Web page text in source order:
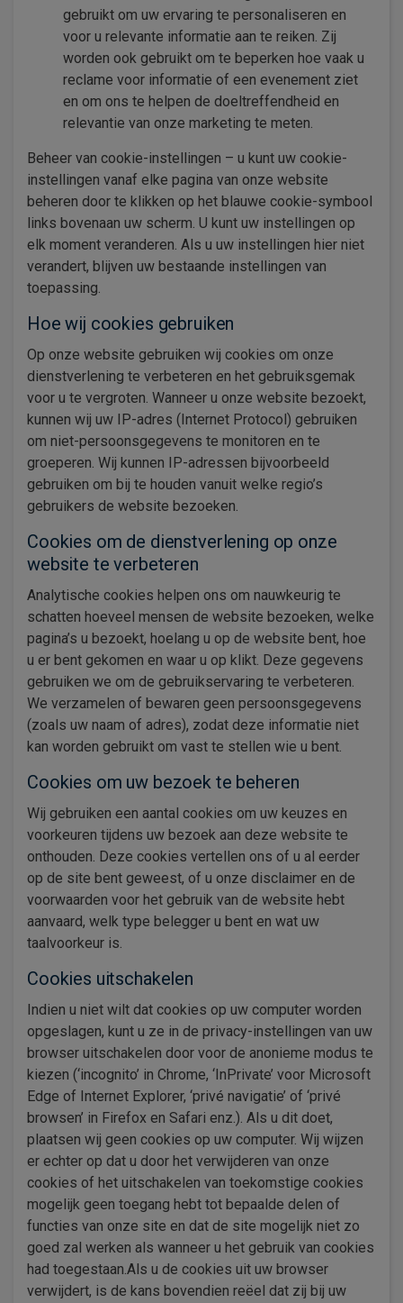
gebruikt om uw ervaring te personaliseren en
voor u relevante informatie aan te reiken. Zij
worden ook gebruikt om te beperken hoe vaak u
reclame voor informatie of een evenement ziet
en om ons te helpen de doeltreffendheid en
relevantie van onze marketing te meten.
Beheer van cookie-instellingen – u kunt uw cookie-
instellingen vanaf elke pagina van onze website
beheren door te klikken op het blauwe cookie-symbool
links bovenaan uw scherm. U kunt uw instellingen op
elk moment veranderen. Als u uw instellingen hier niet
verandert, blijven uw bestaande instellingen van
toepassing.
Hoe wij cookies gebruiken
Op onze website gebruiken wij cookies om onze
dienstverlening te verbeteren en het gebruiksgemak
voor u te vergroten. Wanneer u onze website bezoekt,
kunnen wij uw IP-adres (Internet Protocol) gebruiken
om niet-persoonsgegevens te monitoren en te
groeperen. Wij kunnen IP-adressen bijvoorbeeld
gebruiken om bij te houden vanuit welke regio’s
gebruikers de website bezoeken.
Cookies om de dienstverlening op onze
website te verbeteren
Analytische cookies helpen ons om nauwkeurig te
schatten hoeveel mensen de website bezoeken, welke
pagina’s u bezoekt, hoelang u op de website bent, hoe
u er bent gekomen en waar u op klikt. Deze gegevens
gebruiken we om de gebruikservaring te verbeteren.
We verzamelen of bewaren geen persoonsgegevens
(zoals uw naam of adres), zodat deze informatie niet
kan worden gebruikt om vast te stellen wie u bent.
Cookies om uw bezoek te beheren
Wij gebruiken een aantal cookies om uw keuzes en
voorkeuren tijdens uw bezoek aan deze website te
onthouden. Deze cookies vertellen ons of u al eerder
op de site bent geweest, of u onze disclaimer en de
voorwaarden voor het gebruik van de website hebt
aanvaard, welk type belegger u bent en wat uw
taalvoorkeur is.
Cookies uitschakelen
Indien u niet wilt dat cookies op uw computer worden
opgeslagen, kunt u ze in de privacy-instellingen van uw
browser uitschakelen door voor de anonieme modus te
kiezen (‘incognito’ in Chrome, ‘InPrivate’ voor Microsoft
Edge of Internet Explorer, ‘privé navigatie’ of ‘privé
browsen’ in Firefox en Safari enz.). Als u dit doet,
plaatsen wij geen cookies op uw computer. Wij wijzen
er echter op dat u door het verwijderen van onze
cookies of het uitschakelen van toekomstige cookies
mogelijk geen toegang hebt tot bepaalde delen of
functies van onze site en dat de site mogelijk niet zo
goed zal werken als wanneer u het gebruik van cookies
had toegestaan.Als u de cookies uit uw browser
verwijdert, is de kans bovendien reëel dat zij bij uw